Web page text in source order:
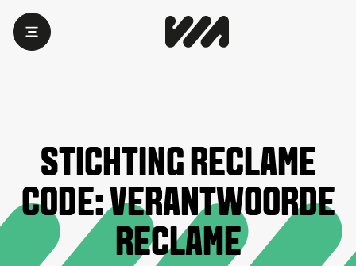
STICHTING RECLAME
CODE: VERANTWOORDE
RECLAME